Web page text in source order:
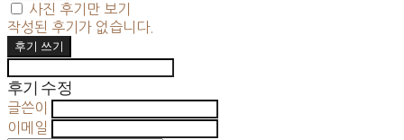
사진 후기만 보기
작성된 후기가 없습니다.
후기 쓰기
후기 수정
글쓴이
이메일